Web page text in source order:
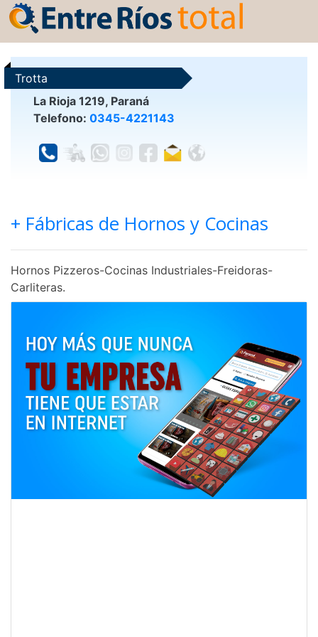
Trotta
La Rioja 1219, Paraná
Telefono: 0345-4221143
+ Fábricas de Hornos y Cocinas
Hornos Pizzeros-Cocinas Industriales-Freidoras-
Carliteras.